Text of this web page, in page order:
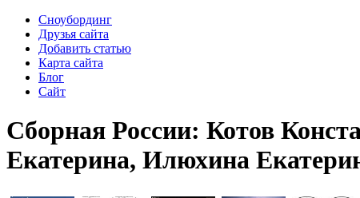
Сноубординг
Друзья сайта
Добавить статью
Карта сайта
Блог
Сайт
Сборная России: Котов
Екатерина, Илюхина